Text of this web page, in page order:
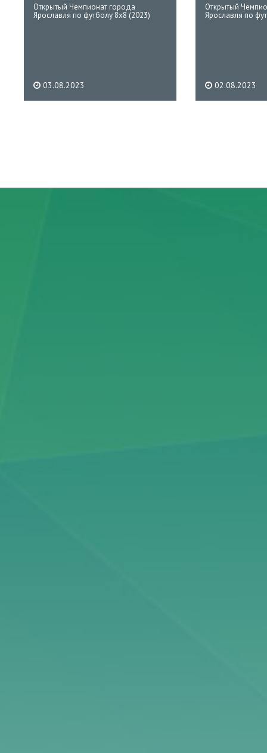
Открытый Чемпионат города
Ярославля по футболу 8х8 (2023)
03.08.2023
Открытый
Ярославля по
02.08.2023